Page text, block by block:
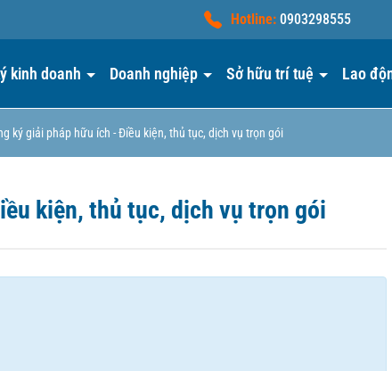
Hotline: 0903298555
kinh doanh Doanh nghiệp Sở hữu trí tuệ Lao
ký giải pháp hữu ích - Điều kiện, thủ tục, dịch vụ trọn gói
kiện, thủ tục, dịch vụ trọn gói